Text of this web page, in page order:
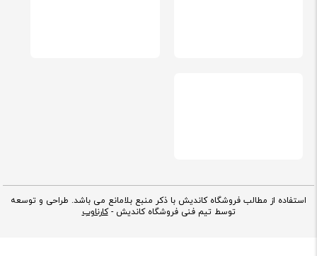
استفاده از مطالب فروشگاه کاندیش با ذکر منبع بلامانع می باشد. طراحی و توسعه
توسط تیم فنی فروشگاه کاندیش -کارناوب